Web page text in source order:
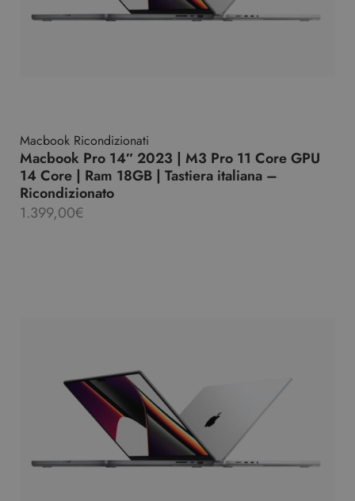
Macbook Ricondizionati
Macbook Pro 14″ 2023 | M3 Pro 11 Core GPU
14 Core | Ram 18GB | Tastiera italiana –
Ricondizionato
1.399,00€